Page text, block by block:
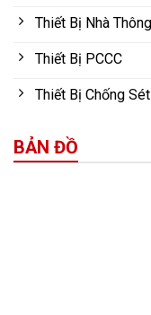
Thiết Bị Nhà
Thiết Bị PCCC
Thiết Bị Chống Sét
BẢN ĐỒ